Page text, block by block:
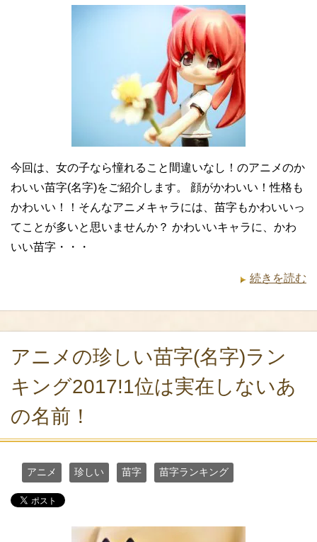
今回は、女の子なら憧れること間違いなし！のアニメのか
わいい苗字(名字)をご紹介します。 顔がかわいい！性格も
かわいい！！そんなアニメキャラには、苗字もかわいいっ
てことが多いと思いませんか？ かわいいキャラに、かわ
いい苗字・・・
続きを読む
アニメの珍しい苗字(名字)ラン
キング2017!1位は実在しないあ
の名前！
アニメ 珍しい 苗字 苗字ランキング